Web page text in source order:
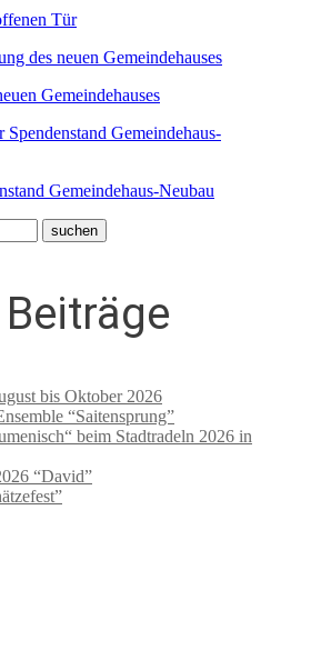
Tür
Gemeindehauses
Gemeindehaus-Neubau
bis Oktober 2026
“Saitensprung”
beim Stadtradeln 2026 in
“David”